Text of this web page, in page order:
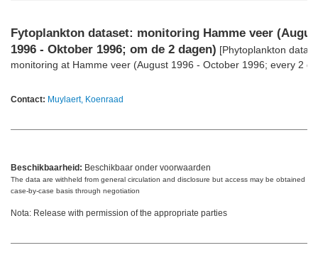
Fytoplankton dataset: monitoring Hamme veer
1996 - Oktober 1996; om de 2 dagen) [Phytoplankton
monitoring at Hamme veer (August 1996 - October 1996; every 2
Contact: Muylaert, Koenraad
Beschikbaarheid: Beschikbaar onder voorwaarden
The data are withheld from general circulation and disclosure but access may be obtained on
case-by-case basis through negotiation
Nota: Release with permission of the appropriate parties